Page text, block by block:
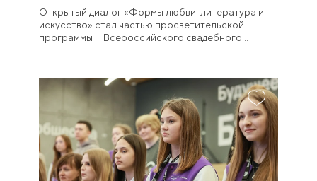
Открытый диалог «Формы любви: литература и
искусство» стал частью просветительской
программы III Всероссийского свадебного